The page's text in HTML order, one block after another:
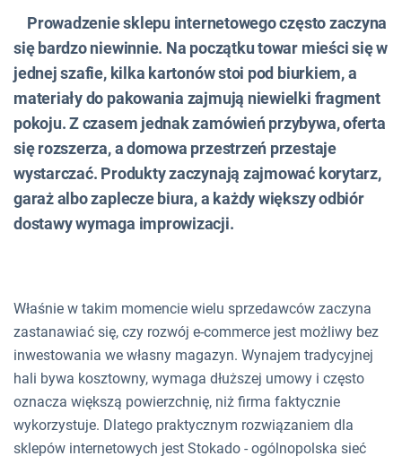
Prowadzenie sklepu internetowego często zaczyna
się bardzo niewinnie. Na początku towar mieści się w
jednej szafie, kilka kartonów stoi pod biurkiem, a
materiały do pakowania zajmują niewielki fragment
pokoju. Z czasem jednak zamówień przybywa, oferta
się rozszerza, a domowa przestrzeń przestaje
wystarczać. Produkty zaczynają zajmować korytarz,
garaż albo zaplecze biura, a każdy większy odbiór
dostawy wymaga improwizacji.
Właśnie w takim momencie wielu sprzedawców zaczyna
zastanawiać się, czy rozwój e-commerce jest możliwy bez
inwestowania we własny magazyn. Wynajem tradycyjnej
hali bywa kosztowny, wymaga dłuższej umowy i często
oznacza większą powierzchnię, niż firma faktycznie
wykorzystuje. Dlatego praktycznym rozwiązaniem dla
sklepów internetowych jest Stokado - ogólnopolska sieć